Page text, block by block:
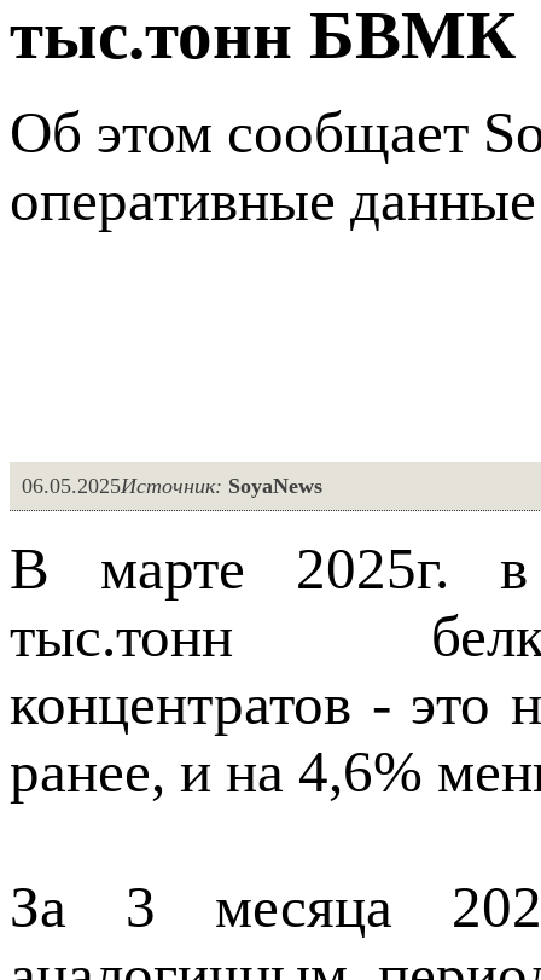
тыс.тонн БВМК
Об этом сообщает
оперативные
06.05.2025Источник: SoyaNews
В марте 2025г. в
тыс.тонн
концентратов -
ранее, и на 4,6%
За 3 месяца